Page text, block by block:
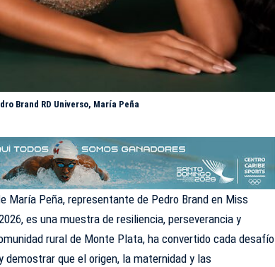
Brand RD Universo, María Peña
María Peña, representante de Pedro Brand en Miss
es una muestra de resiliencia, perseverancia y
rural de Monte Plata, ha convertido cada desafío
demostrar que el origen, la maternidad y las